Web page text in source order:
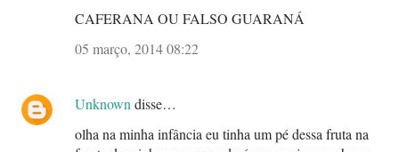
CAFERANA OU FALSO GUARANÁ
05 março, 2014 08:22
Unknowndisse…
olha na minha infância eu tinha um pé dessa fruta na